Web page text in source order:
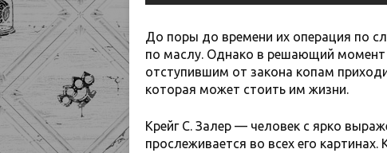
До поры до времени их операция по
по маслу. Однако в решающий момент
отступившим от закона копам
которая может стоить им жизни.
Крейг С. Залер — человек с ярко
прослеживается во всех его